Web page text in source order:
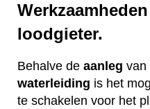
loodgieter.
Behalve de aanleg van
waterleiding is het
te schakelen voor het